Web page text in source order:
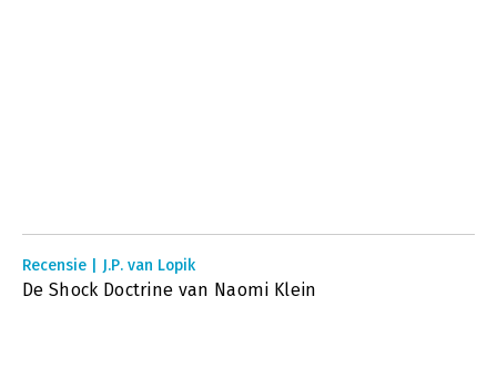
Recensie | J.P. van Lopik
De Shock Doctrine van Naomi Klein